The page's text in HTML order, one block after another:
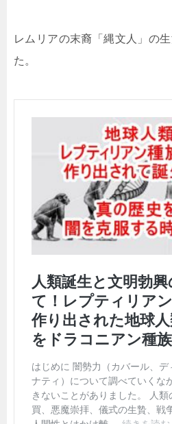
レムリアの末裔「縄文人」の
た。